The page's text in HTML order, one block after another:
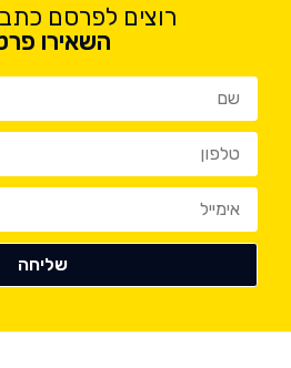
רוצים לפרסם
השאירו